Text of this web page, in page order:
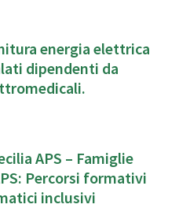
energia elettrica
dipendenti da
APS – Famiglie
Percorsi formativi
inclusivi